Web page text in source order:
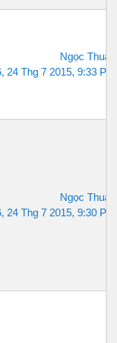
Ngọc Thuận
24 Thg 7 2015, 9:33 PM
Ngọc Thuận
24 Thg 7 2015, 9:30 PM